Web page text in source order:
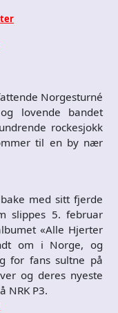
Norgesturné
lovende bandet
rockesjokk
til en by nær
med sitt fjerde
slippes 5. februar
«Alle Hjerter
om i Norge, og
for fans sultne på
og deres nyeste
NRK P3.